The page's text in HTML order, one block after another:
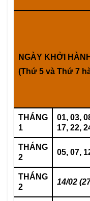
NGÀY KHỞI HÀNH
(Thứ 5 và Thứ 7
THÁNG
1
01, 03,
17, 22,
THÁNG
2
05, 07,
THÁNG
2
14/02